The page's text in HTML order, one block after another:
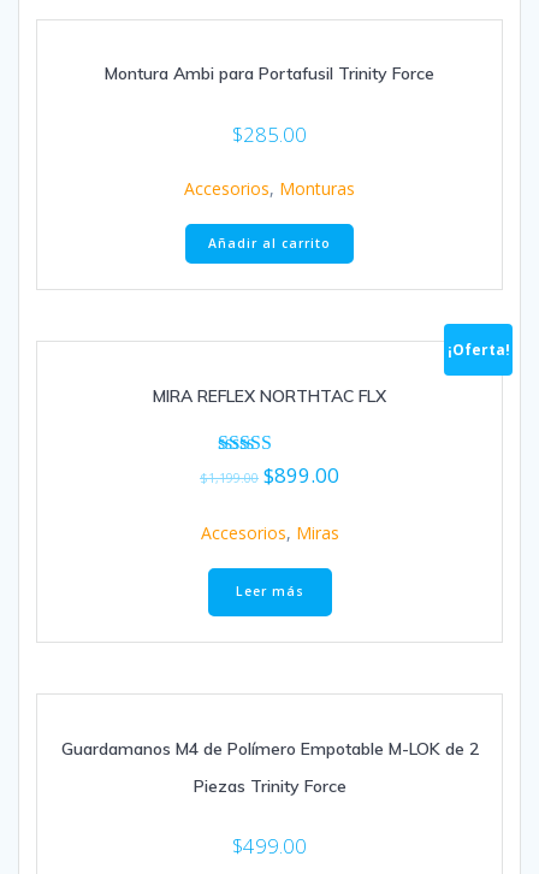
Montura Ambi para Portafusil Trinity Force
$285.00
Accesorios, Monturas
Añadir al carrito
¡Oferta!
MIRA REFLEX NORTHTAC FLX
Valorado en
5.00
$1,199.00 $899.00
Accesorios, Miras
Leer más
Guardamanos M4 de Polímero Empotable M-LOK de 2
Piezas Trinity Force
$499.00